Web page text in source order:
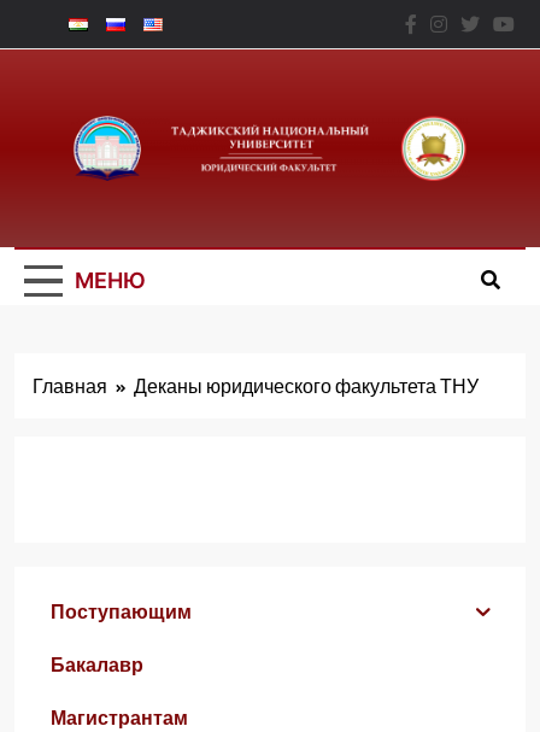
Перейти
к
Юридический
Факальтет – ТНУ
МЕНЮ
Главная Деканы юридического факультета ТНУ
Поступающим
Бакалавр
Магистрантам